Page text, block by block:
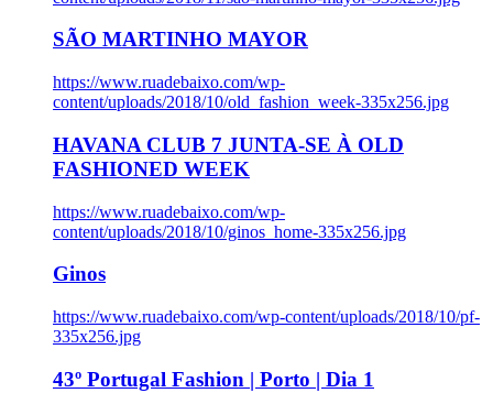
SÃO MARTINHO MAYOR
https://www.ruadebaixo.com/wp-
content/uploads/2018/10/old_fashion_week-335x256.jpg
HAVANA CLUB 7 JUNTA-SE À OLD
FASHIONED WEEK
https://www.ruadebaixo.com/wp-
content/uploads/2018/10/ginos_home-335x256.jpg
Ginos
https://www.ruadebaixo.com/wp-content/uploads/2018/10/pf-
335x256.jpg
43º Portugal Fashion | Porto | Dia 1